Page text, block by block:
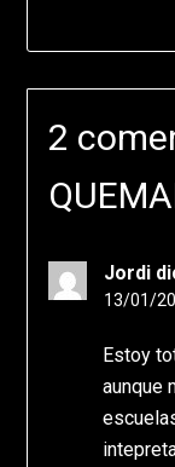
2
Jordi
13/01/
Estoy
aunque